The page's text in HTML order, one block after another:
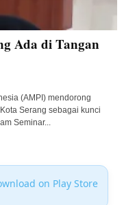
Ada di Tangan
(AMPI) mendorong
Serang sebagai kunci
Seminar...